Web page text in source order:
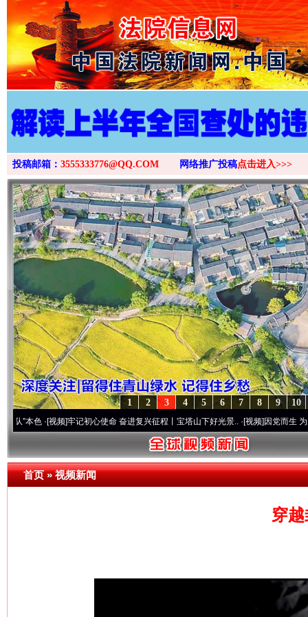
>
投稿邮箱： 3555333776@QQ.COM 网络推广投稿点击进入>>>
10
9
8
7
6
5
4
3
2
1
·[视频]牢记初心使命 奋进复兴征程丨宝塔山下好光景..·[视频]因党而生 为党而战
首页»视频新闻
穿